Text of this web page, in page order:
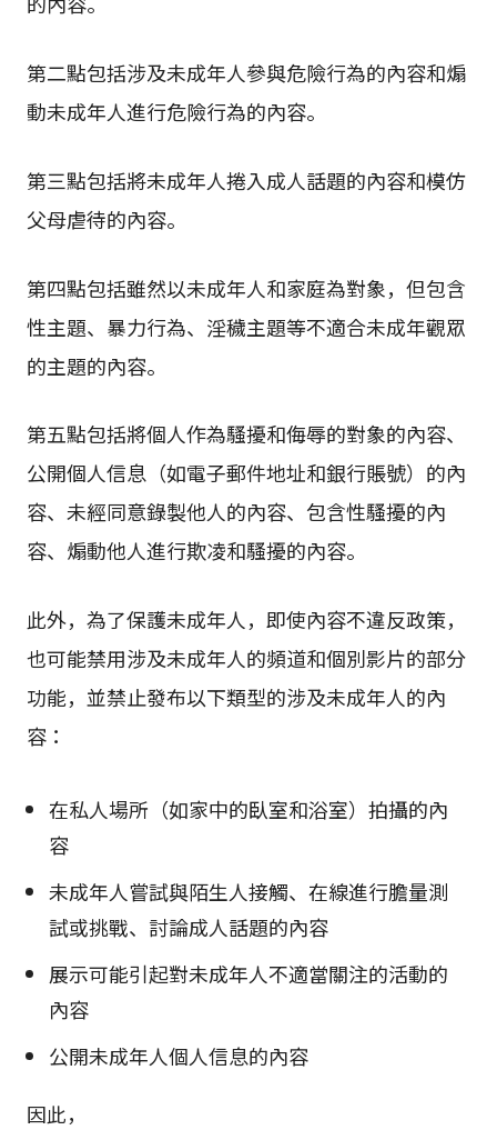
第二點包括涉及未成年人參與危險行為的內容和煽
動未成年人進行危險行為的內容。
第三點包括將未成年人捲入成人話題的內容和模仿
父母虐待的內容。
第四點包括雖然以未成年人和家庭為對象，但包含
性主題、暴力行為、淫穢主題等不適合未成年觀眾
的主題的內容。
第五點包括將個人作為騷擾和侮辱的對象的內容、
公開個人信息（如電子郵件地址和銀行賬號）的內
容、未經同意錄製他人的內容、包含性騷擾的內
容、煽動他人進行欺凌和騷擾的內容。
此外，為了保護未成年人，即使內容不違反政策，
也可能禁用涉及未成年人的頻道和個別影片的部分
功能，並禁止發布以下類型的涉及未成年人的內
容：
在私人場所（如家中的臥室和浴室）拍攝的內
容
未成年人嘗試與陌生人接觸、在線進行膽量測
試或挑戰、討論成人話題的內容
展示可能引起對未成年人不適當關注的活動的
內容
公開未成年人個人信息的內容
因此，